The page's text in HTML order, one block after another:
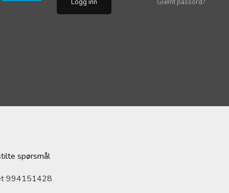
Glemt passord?
spørsmål
994151428